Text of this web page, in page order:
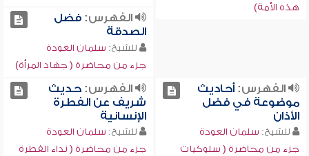
هذه الأمة)
الفهرس:فضل
الصدقة
للشيخ: سلمان العودة
جزء من محاضرة ( جهاد المرأة)
الفهرس:أحاديث
موضوعة في فضل
الأذان
للشيخ: سلمان العودة
جزء من محاضرة ( سلوكيات
الفهرس:حديث
شريف عن الفطرة
الإنسانية
للشيخ: سلمان العودة
جزء من محاضرة ( نداء الفطرة